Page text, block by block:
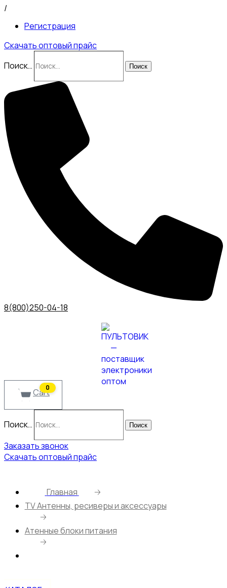
/
Регистрация
Скачать оптовый прайс
Поиск…
Поиск
8(800)250-04-18
0
Cart
Поиск… Поиск
Заказать звонок
Скачать оптовый прайс
Главная
🡢
ТV Антенны, ресиверы и аксессуары
🡢
Атенные блоки питания
🡢